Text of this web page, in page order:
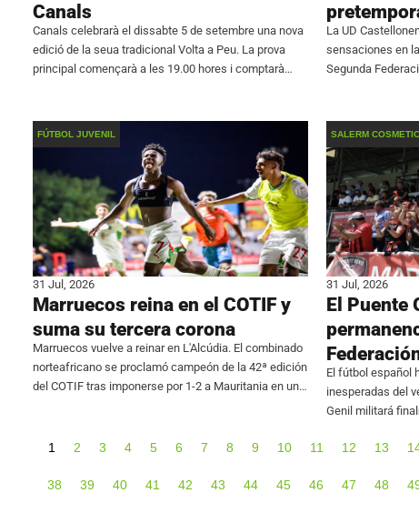
Canals
Canals celebrarà el dissabte 5 de setembre una nova
edició de la seua tradicional Volta a Peu. La prova
principal començarà a les 19.00 hores i comptarà
La UD
sensaciones en
Segunda
FÚTBOL JUVENIL
31 Jul, 2026
Marruecos reina en el COTIF y
suma su tercera corona
Marruecos vuelve a reinar en L'Alcúdia. El combinado
norteafricano se proclamó campeón de la 42ª edición
del COTIF tras imponerse por 1-2 a Mauritania en una
SALERM
31 Jul, 2026
El Puente
El fútbol español
inesperadas del
Genil militará
formalizar su
1 2 3 4 5 6 7 8 9 10 11 12 13
38 39 40 41 42 43 44 45 46 47 48